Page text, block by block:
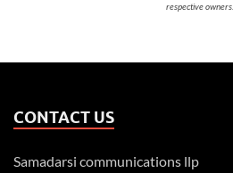
respective owners.
CONTACT US
Samadarsi communications llp